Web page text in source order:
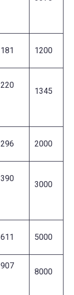
181 1200
220
1345
296 2000
390
3000
611 5000
907
8000